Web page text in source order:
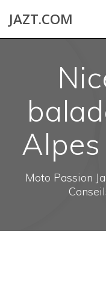
JAZT.COM
Moto Passion